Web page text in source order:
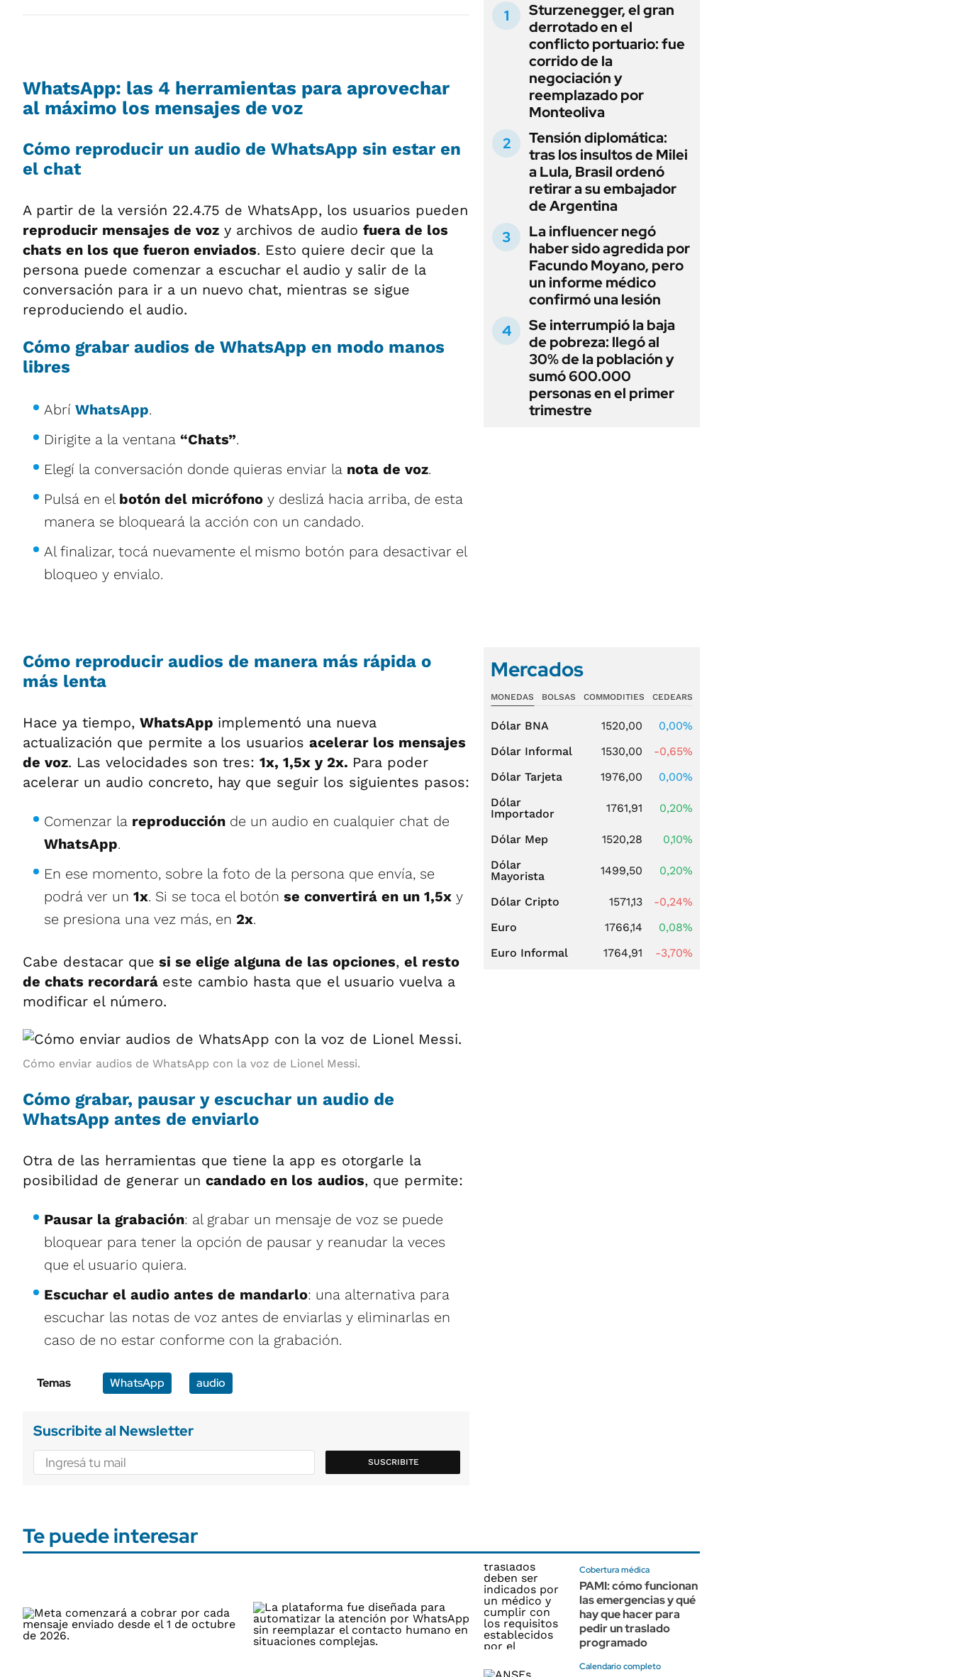
WhatsApp: las 4 herramientas para aprovechar
al máximo los mensajes de voz
Cómo reproducir un audio de WhatsApp sin estar en
el chat
A partir de la versión 22.4.75 de WhatsApp, los usuarios pueden
reproducir mensajes de voz y archivos de audio fuera de los
chats en los que fueron enviados. Esto quiere decir que la
persona puede comenzar a escuchar el audio y salir de la
conversación para ir a un nuevo chat, mientras se sigue
reproduciendo el audio.
Cómo grabar audios de WhatsApp en modo manos
libres
Abrí WhatsApp.
Dirigite a la ventana “Chats”.
Elegí la conversación donde quieras enviar la nota de voz.
Pulsá en el botón del micrófono y deslizá hacia arriba, de esta
manera se bloqueará la acción con un candado.
Al finalizar, tocá nuevamente el mismo botón para desactivar el
bloqueo y envialo.
Cómo reproducir audios de manera más rápida o
más lenta
Hace ya tiempo, WhatsApp implementó una nueva
actualización que permite a los usuarios acelerar los mensajes
de voz. Las velocidades son tres: 1x, 1,5x y 2x. Para poder
acelerar un audio concreto, hay que seguir los siguientes pasos:
Comenzar la reproducción de un audio en cualquier chat de
WhatsApp.
En ese momento, sobre la foto de la persona que envía, se
podrá ver un 1x. Si se toca el botón se convertirá en un 1,5x y
se presiona una vez más, en 2x.
Cabe destacar que si se elige alguna de las opciones, el resto
de chats recordará este cambio hasta que el usuario vuelva a
modificar el número.
Cómo enviar audios de WhatsApp con la voz de Lionel Messi.
Cómo grabar, pausar y escuchar un audio de
WhatsApp antes de enviarlo
Otra de las herramientas que tiene la app es otorgarle la
posibilidad de generar un candado en los audios, que permite:
Pausar la grabación: al grabar un mensaje de voz se puede
bloquear para tener la opción de pausar y reanudar la veces
que el usuario quiera.
Escuchar el audio antes de mandarlo: una alternativa para
escuchar las notas de voz antes de enviarlas y eliminarlas en
caso de no estar conforme con la grabación.
Temas WhatsApp audio
Suscribite al Newsletter
SUSCRIBITE
Sturzenegger, el gran
derrotado en el
conflicto portuario: fue
corrido de la
negociación y
reemplazado por
Monteoliva
Tensión diplomática:
tras los insultos de Milei
a Lula, Brasil ordenó
retirar a su embajador
de Argentina
La influencer negó
haber sido agredida por
Facundo Moyano, pero
un informe médico
confirmó una lesión
Se interrumpió la baja
de pobreza: llegó al
30% de la población y
sumó 600.000
personas en el primer
trimestre
Mercados
MONEDAS BOLSAS COMMODITIES CEDEARS
Dólar BNA 1520,00
0,00%
Dólar Informal
1530,00
-0,65%
Dólar Tarjeta
1976,00
0,00%
Dólar
Importador
1761,91 0,20%
Dólar Mep 1520,28
0,10%
Dólar
Mayorista
1499,50 0,20%
Dólar Cripto 1571,13
-0,24%
Euro
1766,14
0,08%
Euro Informal
1764,91 -3,70%
Te puede interesar
Cobertura médica
PAMI: cómo funcionan
las emergencias y qué
hay que hacer para
pedir un traslado
programado
Calendario completo